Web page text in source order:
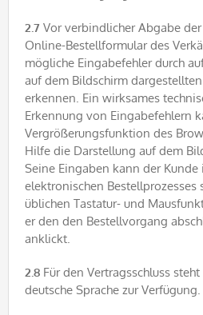
2.7 Vor verbindlicher Abgabe
Online-Bestellformular des
mögliche Eingabefehler durch
auf dem Bildschirm
erkennen. Ein wirksames
Erkennung von Eingabefehlern
Vergrößerungsfunktion des
Hilfe die Darstellung auf dem
Seine Eingaben kann der Kunde
elektronischen Bestellprozesses
üblichen Tastatur- und
er den den Bestellvorgang
anklickt.
2.8 Für den Vertragsschluss
deutsche Sprache zur Verfügung.